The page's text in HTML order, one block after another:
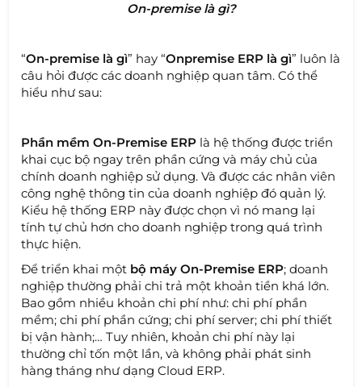
On-premise là gì?
“On-premise là gì” hay “Onpremise ERP là gì” luôn là
câu hỏi được các doanh nghiệp quan tâm. Có thể
hiểu như sau:
Phần mềm On-Premise ERP là hệ thống được triển
khai cục bộ ngay trên phần cứng và máy chủ của
chính doanh nghiệp sử dụng. Và được các nhân viên
công nghệ thông tin của doanh nghiệp đó quản lý.
Kiểu hệ thống ERP này được chọn vì nó mang lại
tính tự chủ hơn cho doanh nghiệp trong quá trình
thực hiện.
Để triển khai một bộ máy On-Premise ERP; doanh
nghiệp thường phải chi trả một khoản tiền khá lớn.
Bao gồm nhiều khoản chi phí như: chi phí phần
mềm; chi phí phần cứng; chi phí server; chi phí thiết
bị vận hành;… Tuy nhiên, khoản chi phí này lại
thường chỉ tốn một lần, và không phải phát sinh
hàng tháng như dạng Cloud ERP.